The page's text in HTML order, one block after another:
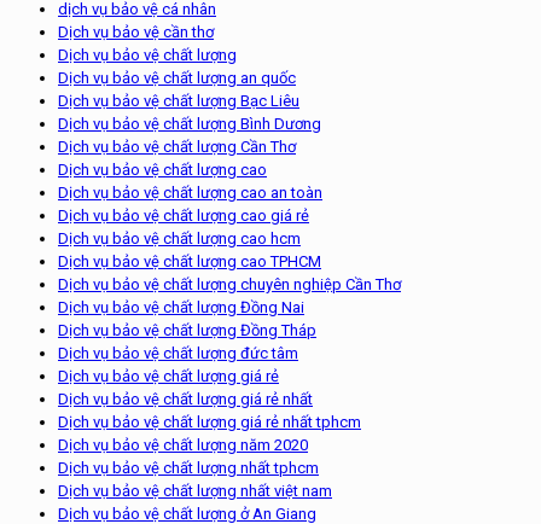
dịch vụ bảo vệ cá nhân
Dịch vụ bảo vệ cần thơ
Dịch vụ bảo vệ chất lượng
Dịch vụ bảo vệ chất lượng an quốc
Dịch vụ bảo vệ chất lượng Bạc Liêu
Dịch vụ bảo vệ chất lượng Bình Dương
Dịch vụ bảo vệ chất lượng Cần Thơ
Dịch vụ bảo vệ chất lượng cao
Dịch vụ bảo vệ chất lượng cao an toàn
Dịch vụ bảo vệ chất lượng cao giá rẻ
Dịch vụ bảo vệ chất lượng cao hcm
Dịch vụ bảo vệ chất lượng cao TPHCM
Dịch vụ bảo vệ chất lượng chuyên nghiệp Cần Thơ
Dịch vụ bảo vệ chất lượng Đồng Nai
Dịch vụ bảo vệ chất lượng Đồng Tháp
Dịch vụ bảo vệ chất lượng đức tâm
Dịch vụ bảo vệ chất lượng giá rẻ
Dịch vụ bảo vệ chất lượng giá rẻ nhất
Dịch vụ bảo vệ chất lượng giá rẻ nhất tphcm
Dịch vụ bảo vệ chất lượng năm 2020
Dịch vụ bảo vệ chất lượng nhất tphcm
Dịch vụ bảo vệ chất lượng nhất việt nam
Dịch vụ bảo vệ chất lượng ở An Giang